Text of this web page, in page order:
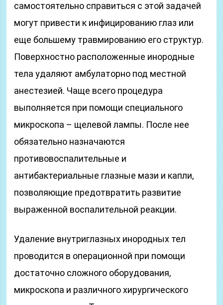
самостоятельно справиться с этой задачей
могут привести к инфицированию глаз или
еще большему травмированию его структур.
Поверхностно расположенные инородные
тела удаляют амбулаторно под местной
анестезией. Чаще всего процедура
выполняется при помощи специального
микроскопа – щелевой лампы. После нее
обязательно назначаются
противовоспалительные и
антибактериальные глазные мази и капли,
позволяющие предотвратить развитие
выраженной воспалительной реакции.
Удаление внутриглазных инородных тел
проводится в операционной при помощи
достаточно сложного оборудования,
микроскопа и различного хирургического